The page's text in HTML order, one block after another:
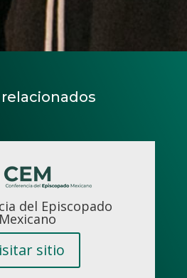
del Episcopado
Mexicano
sitio